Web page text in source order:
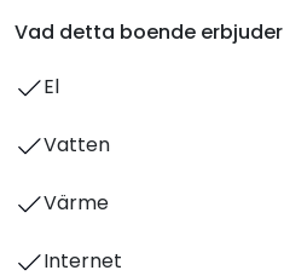
Vad detta boende erbjuder
El
Vatten
Värme
Internet